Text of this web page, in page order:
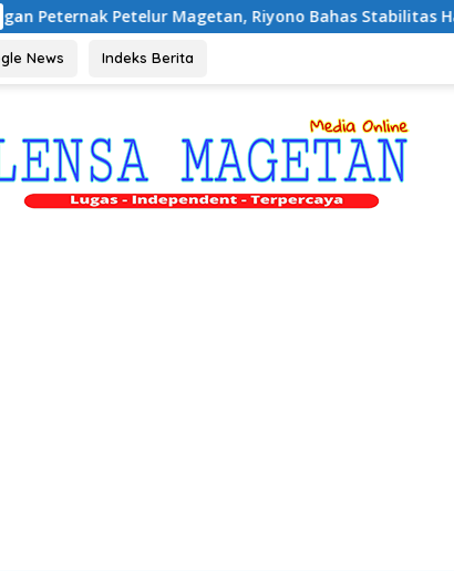
Magetan, Riyono Bahas Stabilitas Harga Telur dan
News Indeks Berita